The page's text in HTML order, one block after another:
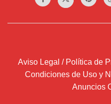
Aviso Legal / Política de
Condiciones de Uso y
Anuncios